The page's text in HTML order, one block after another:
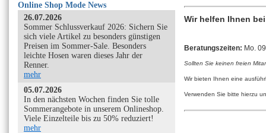
Online Shop Mode News
26.07.2026
Sommer Schlussverkauf 2026: Sichern Sie
sich viele Artikel zu besonders günstigen
Preisen im Sommer-Sale. Besonders
leichte Hosen waren dieses Jahr der
Renner.
mehr
05.07.2026
In den nächsten Wochen finden Sie tolle
Sommerangebote in unserem Onlineshop.
Viele Einzelteile bis zu 50% reduziert!
mehr
Wir helfen Ihnen
Beratungszeiten: Mo.
Sollten Sie keinen freien
Wir bieten Ihnen eine
Verwenden Sie bitte hierzu